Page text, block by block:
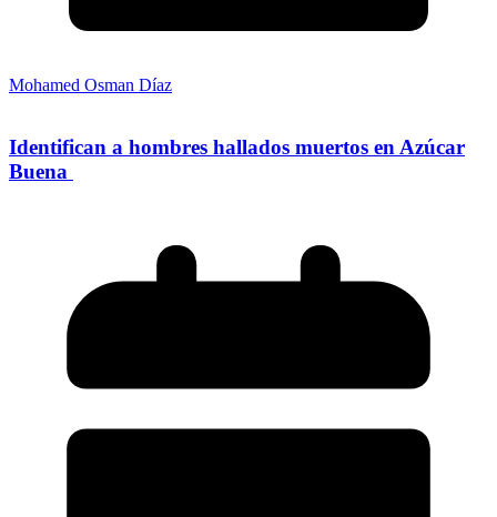
Mohamed Osman Díaz
Identifican a hombres hallados muertos en Azúcar
Buena